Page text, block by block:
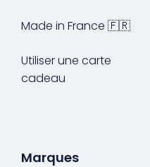
Made in France 🇫🇷
Utiliser une carte
cadeau
Marques